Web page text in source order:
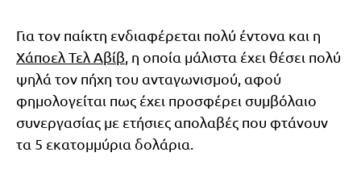
Για τον παίκτη ενδιαφέρεται πολύ έντονα και η
Χάποελ Τελ Αβίβ , η οποία μάλιστα έχει θέσει πολύ
ψηλά τον πήχη του ανταγωνισμού, αφού
φημολογείται πως έχει προσφέρει συμβόλαιο
συνεργασίας με ετήσιες απολαβές που φτάνουν
τα 5 εκατομμύρια δολάρια.